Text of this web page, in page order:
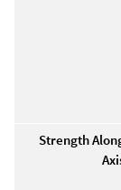
Strength